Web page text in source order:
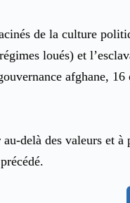
de la culture
loués) et
afghane,
delà des valeurs et